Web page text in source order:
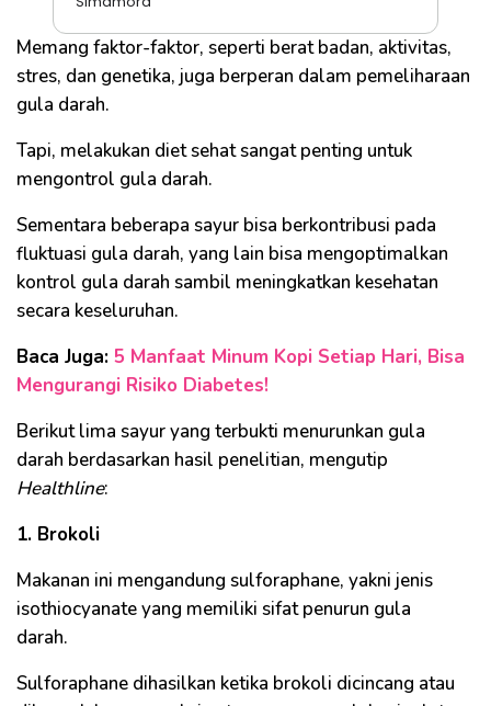
Memang faktor-faktor, seperti berat badan, aktivitas,
stres, dan genetika, juga berperan dalam pemeliharaan
gula darah.
Tapi, melakukan diet sehat sangat penting untuk
mengontrol gula darah.
Sementara beberapa sayur bisa berkontribusi pada
fluktuasi gula darah, yang lain bisa mengoptimalkan
kontrol gula darah sambil meningkatkan kesehatan
secara keseluruhan.
Baca Juga: 5 Manfaat Minum Kopi Setiap Hari, Bisa
Mengurangi Risiko Diabetes!
Berikut lima sayur yang terbukti menurunkan gula
darah berdasarkan hasil penelitian, mengutip
Healthline:
1. Brokoli
Makanan ini mengandung sulforaphane, yakni jenis
isothiocyanate yang memiliki sifat penurun gula
darah.
Sulforaphane dihasilkan ketika brokoli dicincang atau